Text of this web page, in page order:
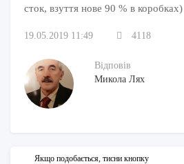
сток, взуття нове 90 % в коробках)
19.05.2019 11:49 4118
Відповів
Микола Лях
Якщо подобається, тисни кнопку